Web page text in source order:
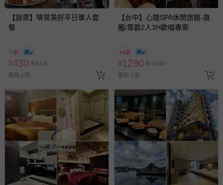
【苗栗】啡常美好平日單人套
餐
7折
$430 $615
最新上架
【台中】心媞SPA休閒旅館-旗
艦/尊爵2人3H歡唱專案
86折
$1280 $1480
最新上架